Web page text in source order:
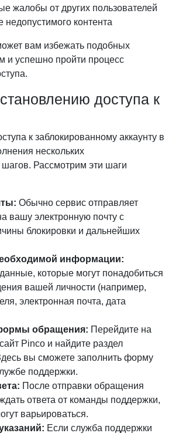
жалобы от других пользователей
недопустимого контента
вам избежать подобных
и успешно пройти процесс
доступа к
к заблокированному аккаунту в
нескольких
Рассмотрим эти шаги
Обычно сервис отправляет
вашу электронную почту с
блокировки и дальнейших
информации:
которые могут понадобиться
вашей личности (например,
электронная почта, дата
обращения: Перейдите на
Pinco и найдите раздел
вы сможете заполнить форму
поддержки.
После отправки обращения
ответа от команды поддержки,
варьироваться.
Если служба поддержки